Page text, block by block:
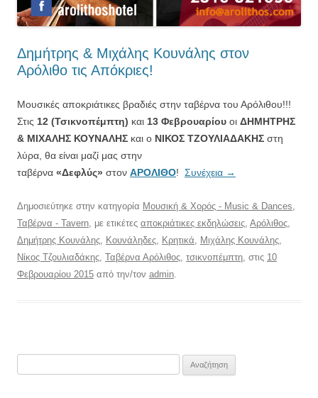
Δημήτρης & Μιχάλης Κουνάλης στον
Αρόλιθο τις Απόκριες!
Μουσικές αποκριάτικες βραδιές στην ταβέρνα του Αρόλιθου!!!
Στις 12 (Τσικνοπέμπτη) και 13 Φεβρουαρίου οι ΔΗΜΗΤΡΗΣ
& ΜΙΧΑΛΗΣ ΚΟΥΝΑΛΗΣ και ο ΝΙΚΟΣ ΤΖΟΥΛΙΑΔΑΚΗΣ στη
λύρα, θα είναι μαζί μας στην
ταβέρνα «Δεφλύς» στον ΑΡΟΛΙΘΟ! Συνέχεια →
Δημοσιεύτηκε στην κατηγορία Μουσική & Χορός - Music & Dances
Ταβέρνα - Tavern , με ετικέτες αποκριάτικες εκδηλώσεις Αρόλιθος
Δημήτρης Κουνάλης Κουνάληδες Κρητικά Μιχάλης Κουνάλης
Νίκος Τζουλιαδάκης Ταβέρνα Αρόλιθος τσικνοπέμπτη , στις 10
Φεβρουαρίου 2015 από την/τον admin
για: